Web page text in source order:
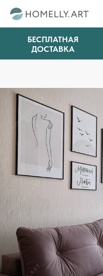
БЕСПЛАТНАЯ
ДОСТАВКА